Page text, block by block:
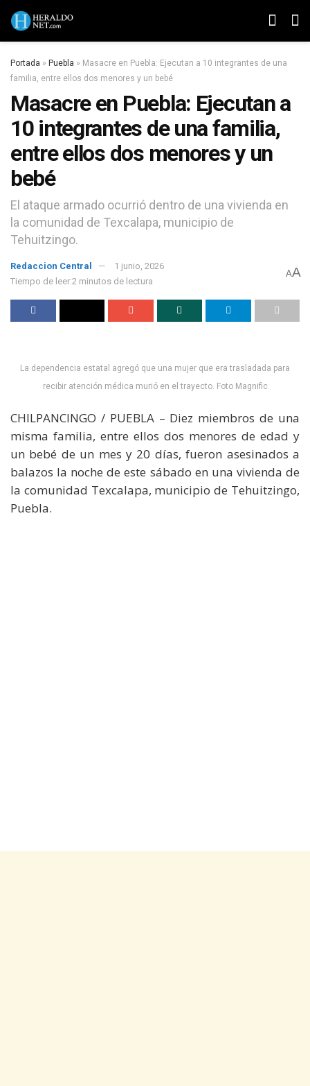
Portada » Puebla » Masacre en Puebla: Ejecutan a 10 integrantes de una
familia, entre ellos dos menores y un bebé
Masacre en Puebla: Ejecutan a
10 integrantes de una familia,
entre ellos dos menores y un
bebé
El ataque armado ocurrió dentro de una vivienda en
la comunidad de Texcalapa, municipio de
Tehuitzingo.
Redaccion Central
1 junio, 2026
Tiempo de leer:2 minutos de lectura
AA
La dependencia estatal agregó que una mujer que era trasladada para
recibir atención médica murió en el trayecto. Foto Magnific
CHILPANCINGO / PUEBLA – Diez miembros de una
misma familia, entre ellos dos menores de edad y
un bebé de un mes y 20 días, fueron asesinados a
balazos la noche de este sábado en una vivienda de
la comunidad Texcalapa, municipio de Tehuitzingo,
Puebla.